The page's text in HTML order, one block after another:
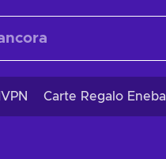
Carte Regalo Eneba